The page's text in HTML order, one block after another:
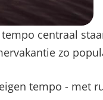
centraal
zo
tempo - met